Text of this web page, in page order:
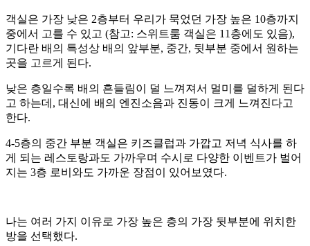
객실은 가장 낮은 2층부터 우리가 묵었던 가장 높은 10층까지
중에서 고를 수 있고 (참고: 스위트룸 객실은 11층에도 있음),
기다란 배의 특성상 배의 앞부분, 중간, 뒷부분 중에서 원하는
곳을 고르게 된다.
낮은 층일수록 배의 흔들림이 덜 느껴져서 멀미를 덜하게 된다
고 하는데, 대신에 배의 엔진소음과 진동이 크게 느껴진다고
한다.
4-5층의 중간 부분 객실은 키즈클럽과 가깝고 저녁 식사를 하
게 되는 레스토랑과도 가까우며 수시로 다양한 이벤트가 벌어
지는 3층 로비와도 가까운 장점이 있어보였다.
나는 여러 가지 이유로 가장 높은 층의 가장 뒷부분에 위치한
방을 선택했다.